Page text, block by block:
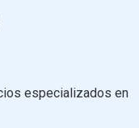
especializados en